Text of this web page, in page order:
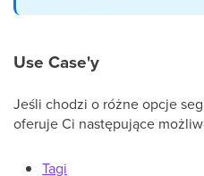
Use Case'y
Jeśli chodzi o różne opcje
oferuje Ci następujące
Tagi